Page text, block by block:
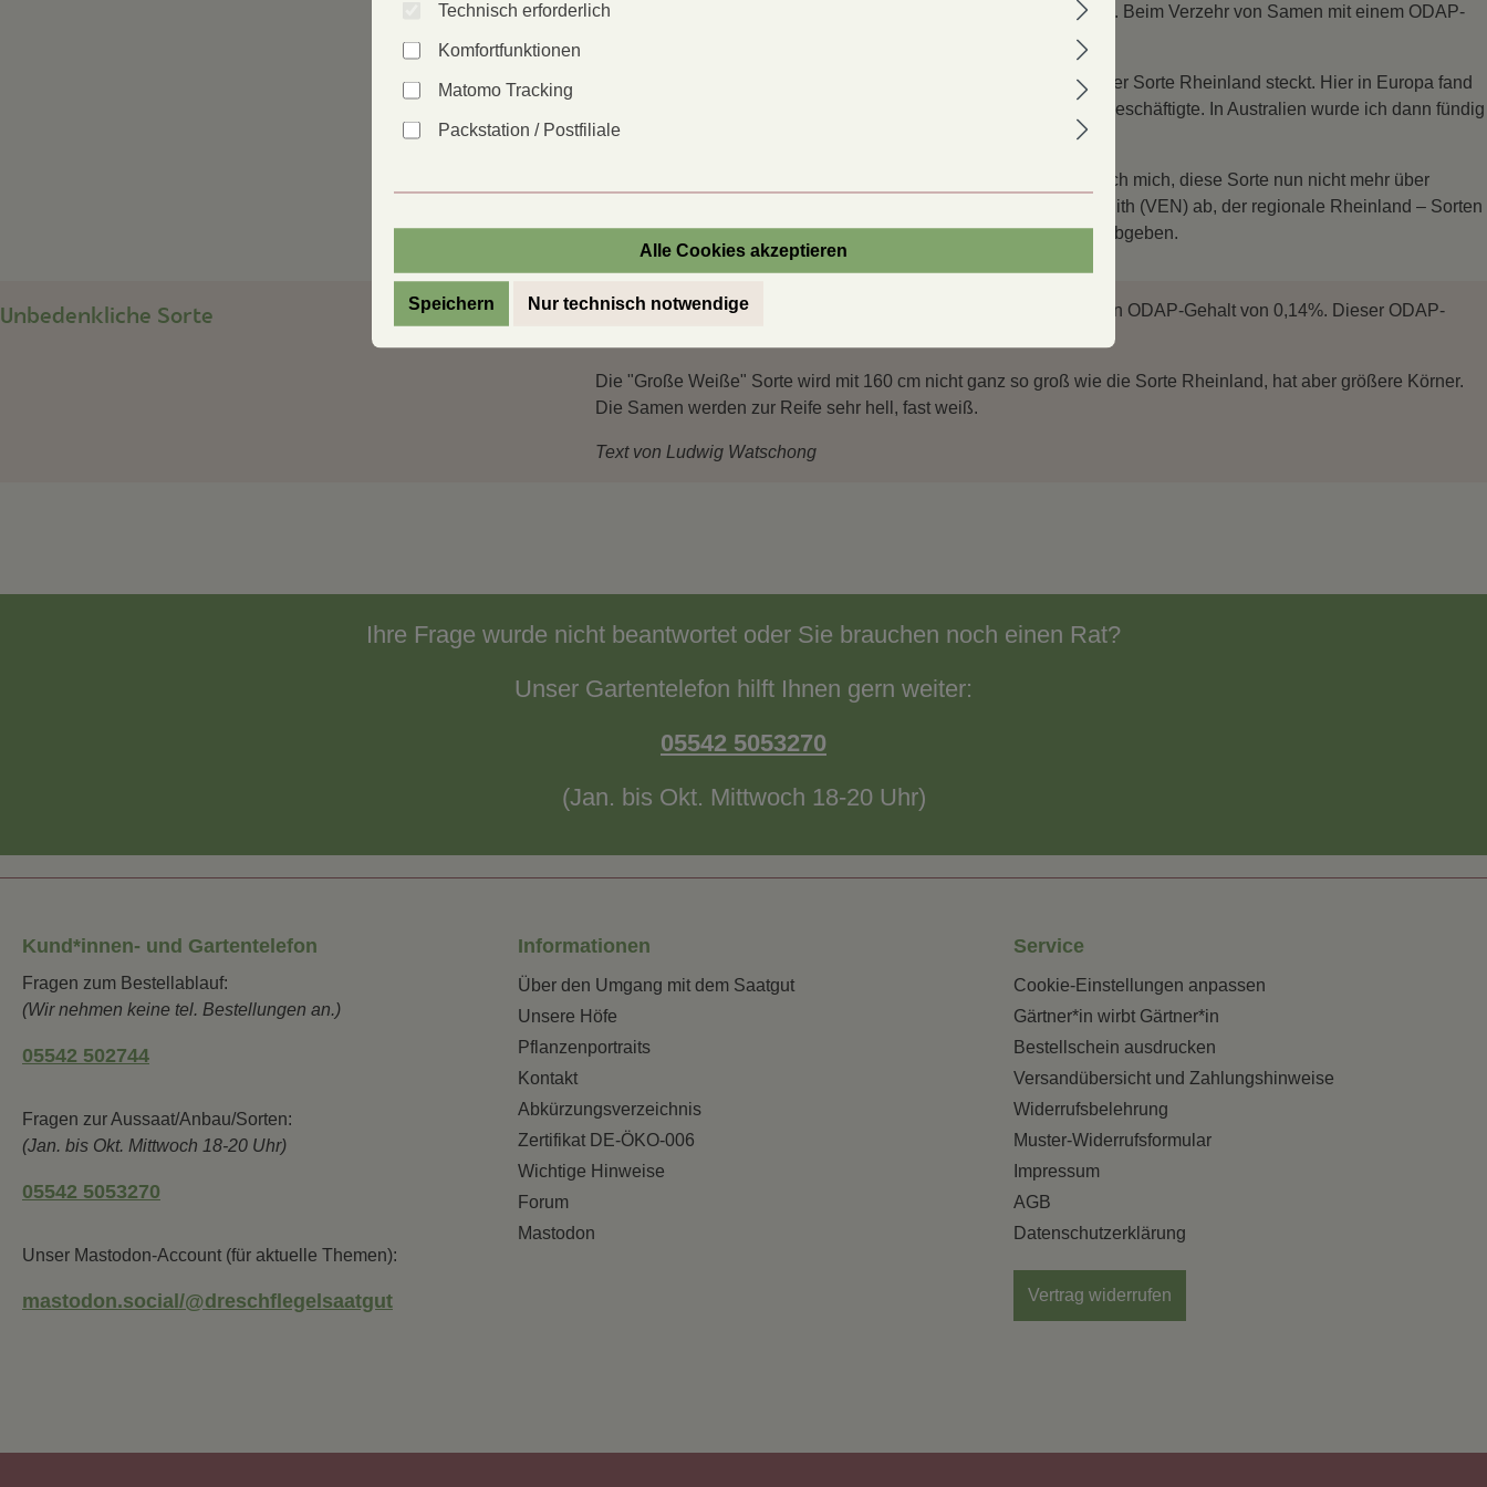
0,05% bis über 0,5%. Über 0,5% gilt als gesundheitlich bedenklich. Beim Verzehr von Samen mit einem ODAP-
Als ich das las, wollte ich natürlich wissen, welcher Gehalt in meiner Sorte Rheinland steckt. Hier in Europa fand
ich allerdings kein Labor, keine Uni, die sich mit diesem Problem beschäftigte. In Australien wurde ich dann fündig
und schickte 40 Proben zur Untersuchung.
Die Sorte Rheinland hatte 0,33%. Schweren Herzens entschloss ich mich, diese Sorte nun nicht mehr über
"Dreschflegel" anzubieten. Ich gab diese Sorte an Christian Havenith (VEN) ab, der regionale Rheinland – Sorten
sammelt. Er wird diese Sorte weiter erhalten und an Interessierte abgeben.
Unbedenkliche Sorte
Die Sorte, die ich im Moment über "Dreschflegel" anbiete, hat einen ODAP-Gehalt von 0,14%. Dieser ODAP-
Die "Große Weiße" Sorte wird mit 160 cm nicht ganz so groß wie die Sorte Rheinland, hat aber größere Körner.
Die Samen werden zur Reife sehr hell, fast weiß.
Text von Ludwig Watschong
Ihre Frage wurde nicht beantwortet oder Sie brauchen noch einen Rat?
Unser Gartentelefon hilft Ihnen gern weiter:
05542 5053270
(Jan. bis Okt. Mittwoch 18-20 Uhr)
Kund*innen- und Gartentelefon
Fragen zum Bestellablauf:
(Wir nehmen keine tel. Bestellungen an.)
05542 502744
Fragen zur Aussaat/Anbau/Sorten:
(Jan. bis Okt. Mittwoch 18-20 Uhr)
05542 5053270
Unser Mastodon-Account (für aktuelle Themen):
mastodon.social/@dreschflegelsaatgut
Informationen
Über den Umgang mit dem Saatgut
Unsere Höfe
Pflanzenportraits
Kontakt
Abkürzungsverzeichnis
Zertifikat DE-ÖKO-006
Wichtige Hinweise
Forum
Mastodon
Service
Cookie-Einstellungen anpassen
Gärtner*in wirbt Gärtner*in
Bestellschein ausdrucken
Versandübersicht und Zahlungshinweise
Widerrufsbelehrung
Muster-Widerrufsformular
Impressum
AGB
Datenschutzerklärung
Vertrag widerrufen
Technisch erforderlich
Komfortfunktionen
Matomo Tracking
Packstation / Postfiliale
Alle Cookies akzeptieren
Speichern Nur technisch notwendige